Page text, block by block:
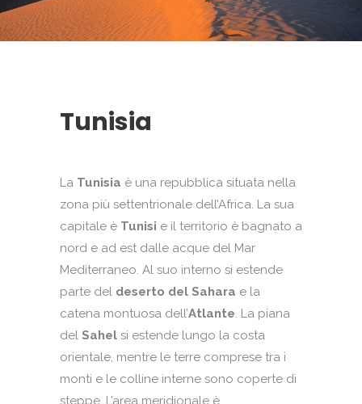
Tunisia
La Tunisia è una repubblica situata nella
zona più settentrionale dell’Africa. La sua
capitale è Tunisi e il territorio è bagnato a
nord e ad est dalle acque del Mar
Mediterraneo. Al suo interno si estende
parte del deserto del Sahara e la
catena montuosa dell’Atlante. La piana
del Sahel si estende lungo la costa
orientale, mentre le terre comprese tra i
monti e le colline interne sono coperte di
steppe. L’area meridionale è